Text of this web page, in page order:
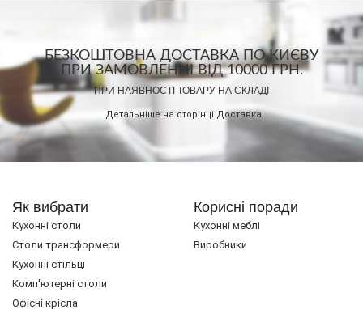
БЕЗКОШТОВНА ДОСТАВКА ПО КИЄВУ
ПРИ ЗАМОВЛЕННІ ВІД 10000 ГРН.
ПРИ НАЯВНОСТІ ТОВАРУ НА СКЛАДІ
Детальніше на сторінці Доставка
Як вибрати
Кухонні столи
Cтоли трансформери
Кухонні стільці
Комп'ютерні столи
Офісні крісла
Корисні поради
Кухонні меблі
Виробники